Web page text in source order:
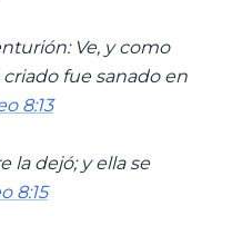
Ve, y como
criado fue sanado en
8:13
la dejó; y ella se
8:15